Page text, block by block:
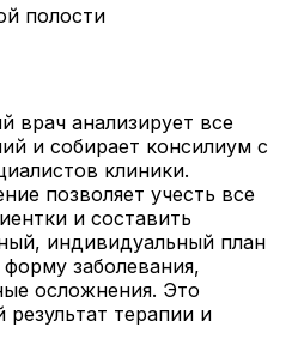
полости
врач анализирует все
и собирает консилиум с
клиники.
позволяет учесть все
и составить
индивидуальный план
заболевания,
осложнения. Это
результат терапии и